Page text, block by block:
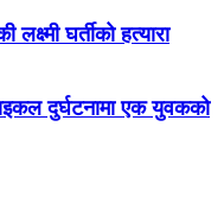
घर्तीको हत्यारा
दुर्घटनामा एक युवकको